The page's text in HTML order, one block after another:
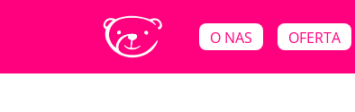
O NAS OFERTA